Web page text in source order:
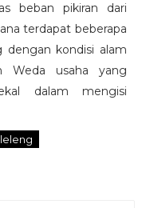
beban pikiran dari
terdapat beberapa
dengan kondisi alam
Weda usaha yang
dalam mengisi